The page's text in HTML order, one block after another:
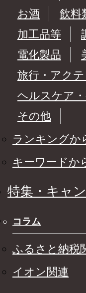
お酒
飲料
加工品等
電化製品
旅行・アク
ヘルスケア
その他
ランキングか
キーワードか
特集・キャ
コラム
ふるさと納税
イオン関連